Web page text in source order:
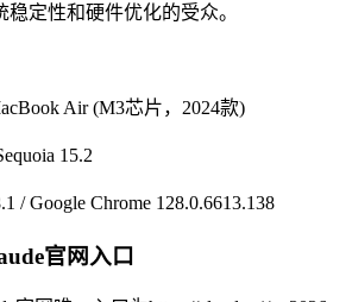
定性和硬件优化的受众。
Air (M3芯片，2024款)
15.2
/ Google Chrome 128.0.6613.138
官网入口